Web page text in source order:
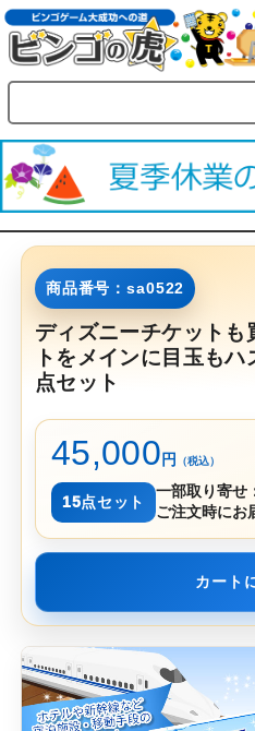
商品番号：sa0522
ディズニーチケットも
トをメインに目玉も
点セット
45,000 円 （税込）
15点セット
一部取り寄せ
ご注文時にお
カート